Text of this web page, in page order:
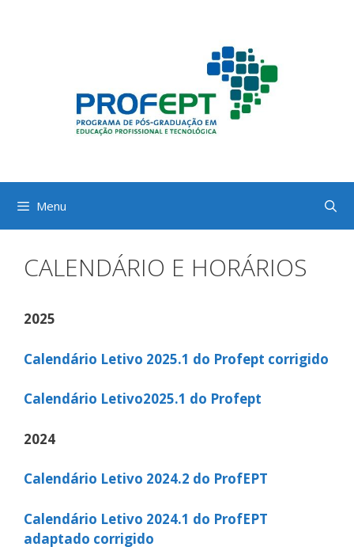
Menu
CALENDÁRIO E HORÁRIOS
2025
Calendário Letivo 2025.1 do Profept corrigido
Calendário Letivo2025.1 do Profept
2024
Calendário Letivo 2024.2 do ProfEPT
Calendário Letivo 2024.1 do ProfEPT
adaptado corrigido